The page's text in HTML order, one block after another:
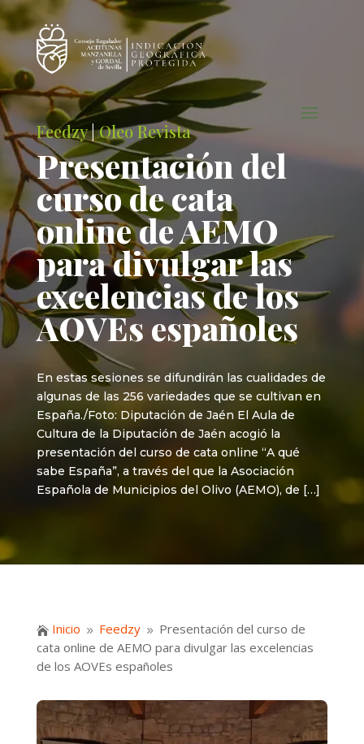
Feedzy|Oleo Revista
Presentación del
curso de cata
online de AEMO
para divulgar las
excelencias de los
AOVEs españoles
En estas sesiones se difundirán las cualidades de
algunas de las 256 variedades que se cultivan en
España./Foto: Diputación de Jaén El Aula de
Cultura de la Diputación de Jaén acogió la
presentación del curso de cata online “A qué
sabe España”, a través del que la Asociación
Española de Municipios del Olivo (AEMO), de […]
 Inicio 9 Feedzy 9 Presentación del curso de
cata online de AEMO para divulgar las excelencias
de los AOVEs españoles